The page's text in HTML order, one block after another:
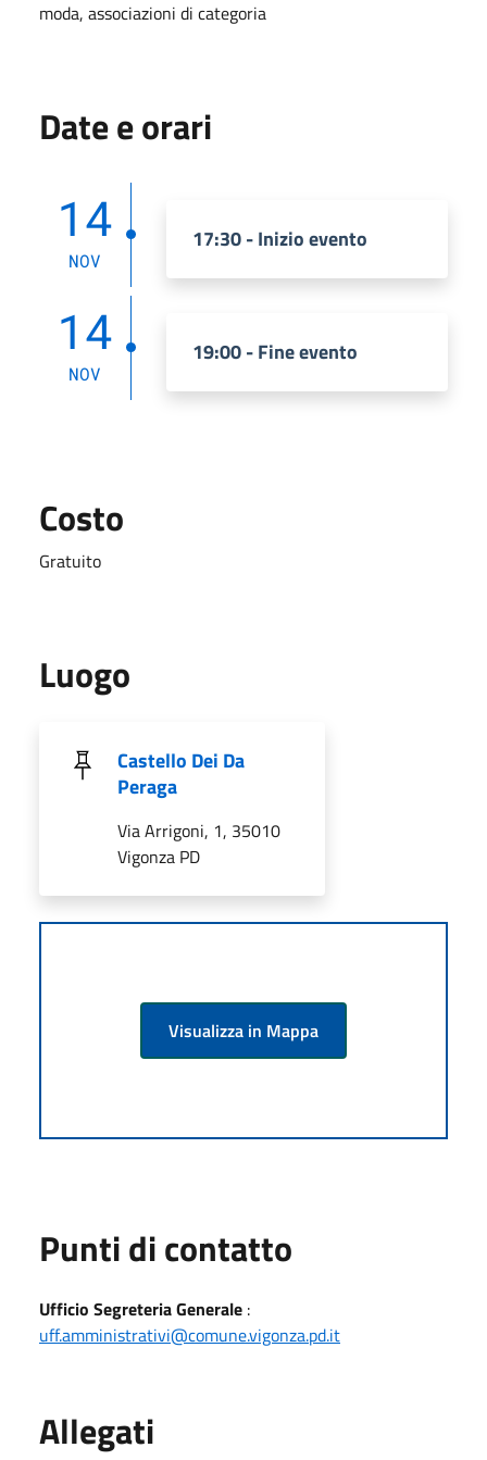
moda, associazioni di categoria
Date e orari
14
NOV
17:30 - Inizio evento
14
NOV
19:00 - Fine evento
Costo
Gratuito
Luogo
Castello Dei Da
Peraga
Via Arrigoni, 1, 35010
Vigonza PD
Visualizza in Mappa
Punti di contatto
Ufficio Segreteria Generale :
uff.amministrativi@comune.vigonza.pd.it
Allegati